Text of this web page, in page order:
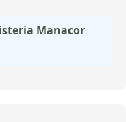
Manacor